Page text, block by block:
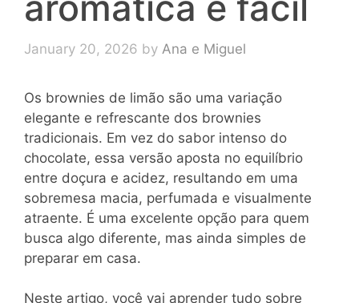
January 20, 2026 by Ana e Miguel
Os brownies de limão são uma variação
elegante e refrescante dos brownies
tradicionais. Em vez do sabor intenso do
chocolate, essa versão aposta no equilíbrio
entre doçura e acidez, resultando em uma
sobremesa macia, perfumada e visualmente
atraente. É uma excelente opção para quem
busca algo diferente, mas ainda simples de
preparar em casa.
Neste artigo, você vai aprender tudo sobre